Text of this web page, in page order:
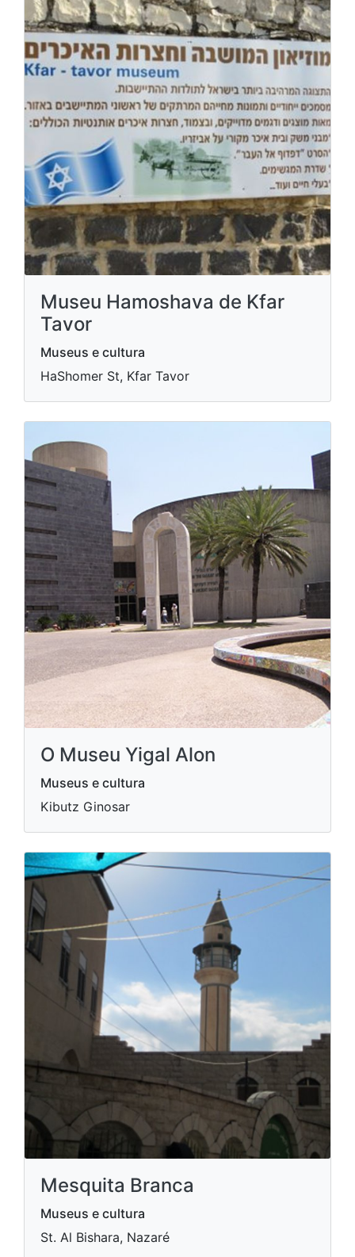
Museu Hamoshava de Kfar
Tavor
Museus e cultura
HaShomer St, Kfar Tavor
O Museu Yigal Alon
Museus e cultura
Kibutz Ginosar
Mesquita Branca
Museus e cultura
St. Al Bishara, Nazaré